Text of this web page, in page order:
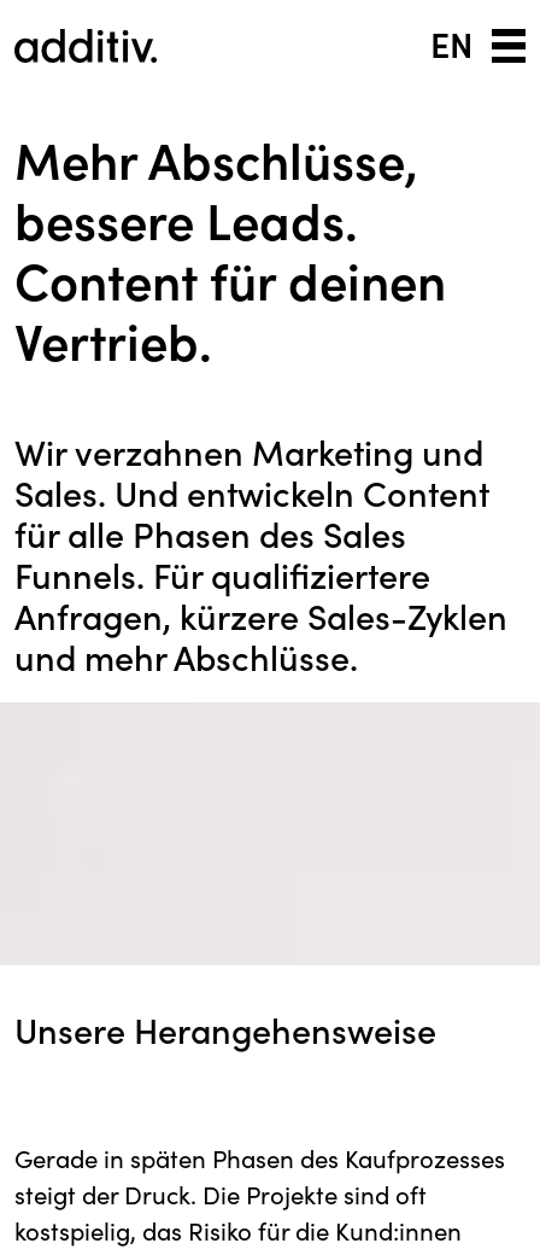
EN
Mehr Abschlüsse,
bessere Leads.
Content für deinen
Vertrieb.
Wir verzahnen Marketing und
Sales. Und entwickeln Content
für alle Phasen des Sales
Funnels. Für qualifiziertere
Anfragen, kürzere Sales-Zyklen
und mehr Abschlüsse.
Unsere Herangehensweise
Gerade in späten Phasen des Kaufprozesses
steigt der Druck. Die Projekte sind oft
kostspielig, das Risiko für die Kund:innen